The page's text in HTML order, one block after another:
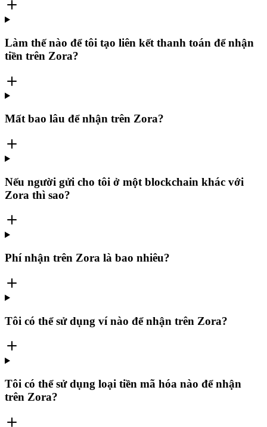
Làm thế nào để tôi tạo liên kết thanh toán để nhận
tiền trên Zora?
Mất bao lâu để nhận trên Zora?
Nếu người gửi cho tôi ở một blockchain khác với
Zora thì sao?
Phí nhận trên Zora là bao nhiêu?
Tôi có thể sử dụng ví nào để nhận trên Zora?
Tôi có thể sử dụng loại tiền mã hóa nào để nhận
trên Zora?